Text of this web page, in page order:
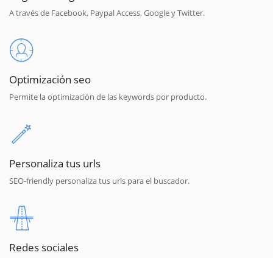
A través de Facebook, Paypal Access, Google y Twitter.
Optimización seo
Permite la optimización de las keywords por producto.
Personaliza tus urls
SEO-friendly personaliza tus urls para el buscador.
Redes sociales